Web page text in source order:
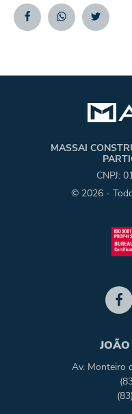
FacebookWhatsappTwitter
MASSAI
CNPJ:
© 2026 -
Av. Monteiro